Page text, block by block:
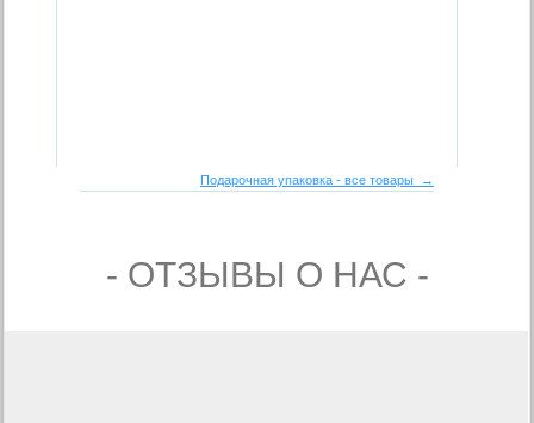
Подарочная упаковка - все товары →
- ОТЗЫВЫ О НАС -